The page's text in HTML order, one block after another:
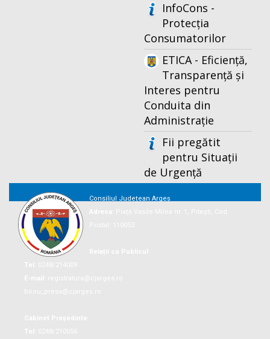
InfoCons -
Protecția
Consumatorilor
ETICA - Eficiență,
Transparență și
Interes pentru
Conduita din
Administrație
Fii pregătit
pentru Situații
de Urgență
Consiliul Județean Argeș